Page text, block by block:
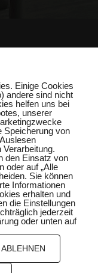
Einige Cookies
andere sind nicht
helfen uns bei
unserer
Speicherung von
den Einsatz von
oder auf „Alle
Sie können
Informationen
erhalten und
die Einstellungen
jederzeit
oder unten auf